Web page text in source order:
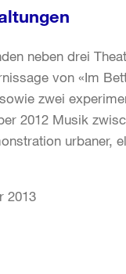
neben drei
von «Im
zwei
2012 Musik
urbaner,
2013